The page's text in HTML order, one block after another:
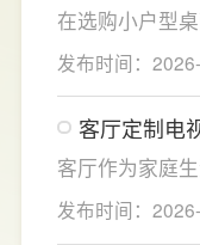
方案，为小户
在选购小户型
过滤能力、节
更能适配小户
高精度过滤系
备，能够深度
属、残留杂质
发布时间：
客厅定制电
制电视柜的
客厅作为家庭
的客厅定制电
能让日常收纳
发布时间：